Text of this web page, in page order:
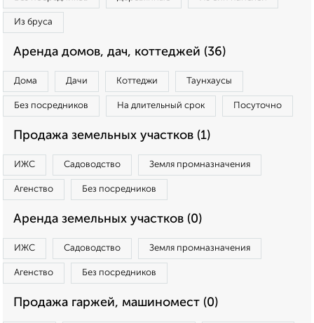
Из бруса
Аренда домов, дач, коттеджей (36)
Дома Дачи Коттеджи Таунхаусы
Без посредников На длительный срок Посуточно
Продажа земельных участков (1)
ИЖС Садоводство Земля промназначения
Агенство Без посредников
Аренда земельных участков (0)
ИЖС Садоводство Земля промназначения
Агенство Без посредников
Продажа гаржей, машиномест (0)